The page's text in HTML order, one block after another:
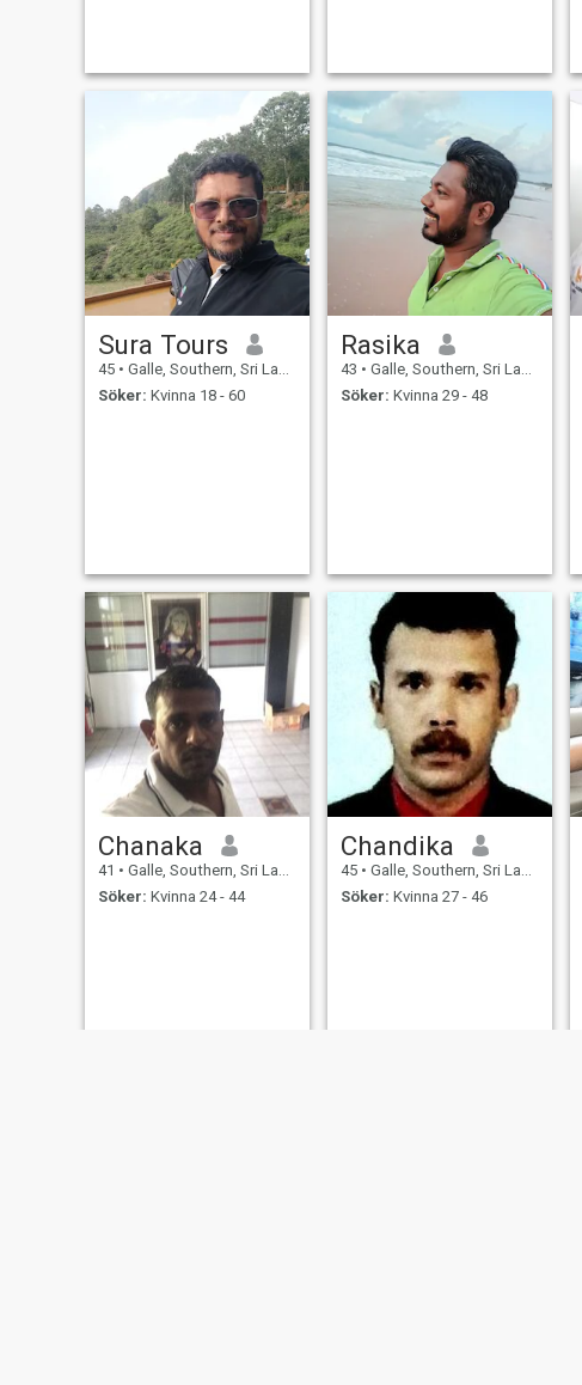
Sura Tours
45 • Galle, Southern, Sri Lanka
Söker: Kvinna 18 - 60
Rasika
43 • Galle, Southern, Sri Lanka
Söker: Kvinna 29 - 48
Chanaka
41 • Galle, Southern, Sri Lanka
Söker: Kvinna 24 - 44
Chandika
45 • Galle, Southern, Sri Lanka
Söker: Kvinna 27 - 46